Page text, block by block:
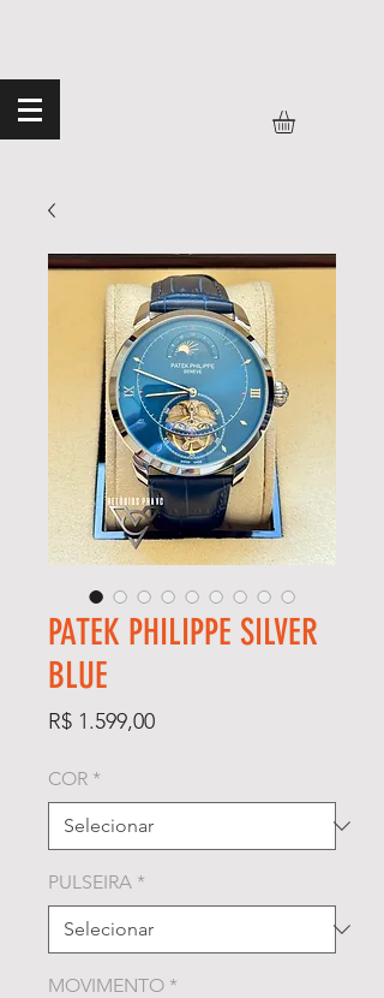
PATEK PHILIPPE SILVER
BLUE
R$ 1.599,00Preço
COR *
PULSEIRA *
MOVIMENTO *